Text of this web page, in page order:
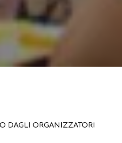
DAGLI ORGANIZZATORI